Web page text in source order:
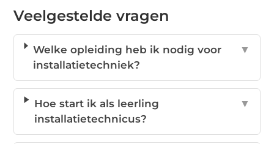
Veelgestelde vragen
Welke opleiding heb ik nodig voor
installatietechniek?
▼
Hoe start ik als leerling
installatietechnicus?
▼